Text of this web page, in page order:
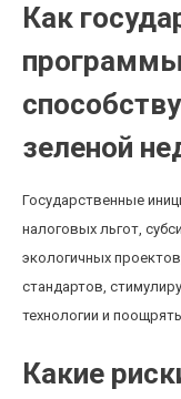
Как
зеленой
Государственные
налоговых льгот,
экологичных
стандартов,
технологии и
Какие